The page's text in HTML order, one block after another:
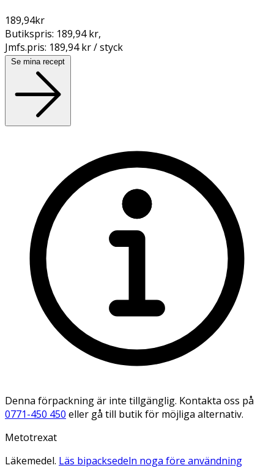
189,94kr
Butikspris: 189,94 kr,
Jmfs.pris: 189,94 kr / styck
Se mina recept
Denna förpackning är inte tillgänglig. Kontakta oss på
0771-450 450 eller gå till butik för möjliga alternativ.
Metotrexat
Läkemedel. Läs bipacksedeln noga före användning